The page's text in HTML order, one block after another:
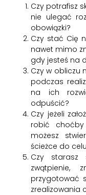
Czy potrafisz
nie ulegać
obowiązki?
Czy stać Cię
nawet mimo
gdy jesteś na
Czy w obliczu
podczas
na ich
odpuścić?
Czy jeżeli
robić
możesz
ścieżce do
Czy starasz
zwątpienie,
przygotować
zrealizowania